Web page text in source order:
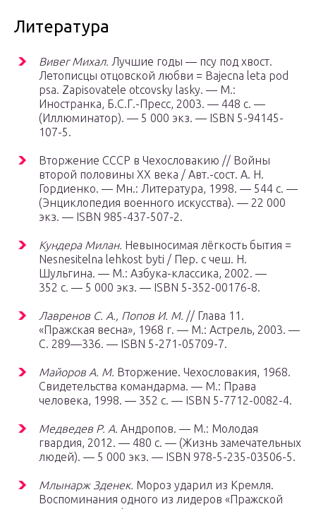
Литература
Вивег Михал. Лучшие годы — псу под хвост.
Летописцы отцовской любви = Bajecna leta pod
psa. Zapisovatele otcovsky lasky. — М.:
Иностранка, Б.С.Г.-Пресс, 2003. — 448 с. —
(Иллюминатор). — 5 000 экз. — ISBN 5-94145-
107-5.
Вторжение СССР в Чехословакию // Войны
второй половины XX века / Авт.-сост. А. Н.
Гордиенко. — Мн.: Литература, 1998. — 544 с. —
(Энциклопедия военного искусства). — 22 000
экз. — ISBN 985-437-507-2.
Кундера Милан. Невыносимая лёгкость бытия =
Nesnesitelna lehkost byti / Пер. с чеш. Н.
Шульгина. — М.: Азбука-классика, 2002. —
352 с. — 5 000 экз. — ISBN 5-352-00176-8.
Лавренов С. А., Попов И. М. // Глава 11.
«Пражская весна», 1968 г. — М.: Астрель, 2003. —
С. 289—336. — ISBN 5-271-05709-7.
Майоров А. М. Вторжение. Чехословакия, 1968.
Свидетельства командарма. — М.: Права
человека, 1998. — 352 с. — ISBN 5-7712-0082-4.
Медведев Р. А. Андропов. — М.: Молодая
гвардия, 2012. — 480 с. — (Жизнь замечательных
людей). — 5 000 экз. — ISBN 978-5-235-03506-5.
Млынарж Зденек. Мороз ударил из Кремля.
Воспоминания одного из лидеров «Пражской